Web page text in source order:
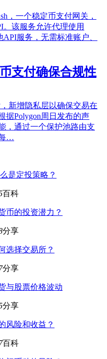
，一个稳定币支付网关，
该服务允许代理使用
服务，无需标准账户、
支付确保合规性
新增隐私层以确保交易在
据Polygon周日发布的声
，通过一个保护池路由支
…
是定投策略？
百科
币的投资潜力？
分享
选择交易所？
分享
与股票价格波动
分享
风险和收益？
百科